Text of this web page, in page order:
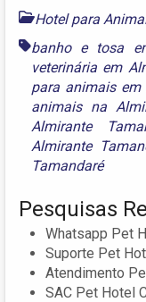
Hotel para
banho e tosa
veterinária em
para animais em
animais na
Almirante
Almirante
Tamandaré
Pesquisas
Whatsapp Pet
Suporte Pet
Atendimento
SAC Pet Hotel